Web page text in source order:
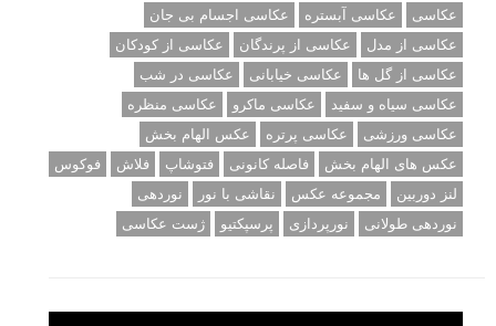
عکاسی
عکاسی آبستره
عکاسی اجسام بی جان
عکاسی از مدل
عکاسی از پرندگان
عکاسی از کودکان
عکاسی از گل ها
عکاسی خیابانی
عکاسی در شب
عکاسی سیاه و سفید
عکاسی ماکرو
عکاسی منظره
عکاسی ورزشی
عکاسی پرتره
عکس الهام بخش
عکس های الهام بخش
فاصله کانونی فتوشاپ فلاش
فوکوس
لنز دوربین
مجموعه عکس نقاشی با نور
نوردهی
نوردهی طولانی
نورپردازی پرسپکتیو ژست عکاسی